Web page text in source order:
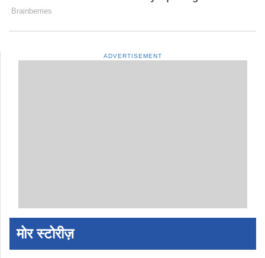
ADVERTISEMENT
मोर स्टोरीज़